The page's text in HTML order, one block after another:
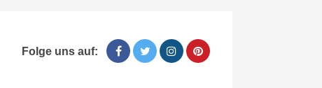
Folge uns auf: